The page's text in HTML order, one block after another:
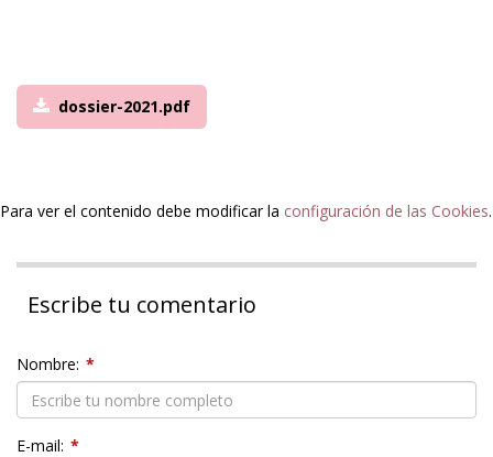
dossier-2021.pdf
Para ver el contenido debe modificar la configuración de las Cookies.
Escribe tu comentario
Nombre: *
E-mail: *